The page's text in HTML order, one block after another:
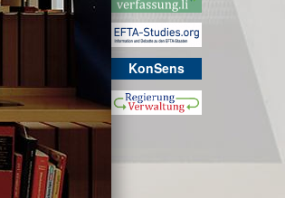
KonSens